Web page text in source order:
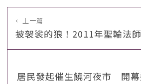
←上一篇
披袈裟的狼！2011年聖輪法
居民發起催生饒河夜市 開